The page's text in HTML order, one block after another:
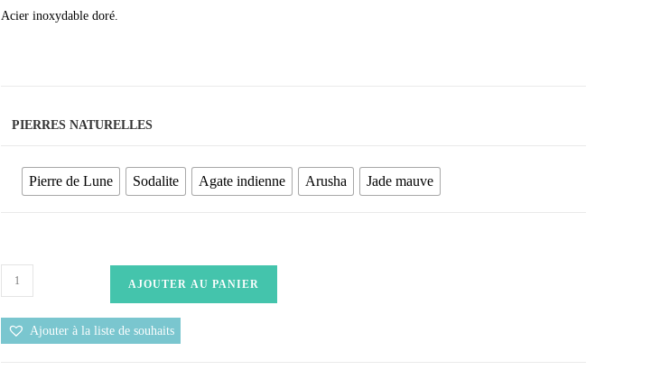
Acier inoxydable doré.
PIERRES NATURELLES
Pierre de Lune Sodalite Agate indienne Arusha Jade mauve
AJOUTER AU PANIER
Ajouter à la liste de souhaits